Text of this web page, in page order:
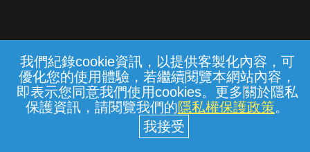
我們紀錄cookie資訊，以提供客製化內容，可
優化您的使用體驗，若繼續閱覽本網站內容，
即表示您同意我們使用cookies。更多關於隱私
保護資訊，請閱覽我們的隱私權保護政策。
常見問題 線上客服 服務條款 隱私權保護
中華電信股份有限公司個人家庭分公司
(統一編號：96979949) © 2026
{{notifyMsg}}